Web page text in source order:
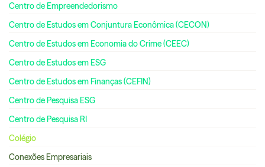
Centro de Empreendedorismo
Centro de Estudos em Conjuntura Econômica (CECON)
Centro de Estudos em Economia do Crime (CEEC)
Centro de Estudos em ESG
Centro de Estudos em Finanças (CEFIN)
Centro de Pesquisa ESG
Centro de Pesquisa RI
Colégio
Conexões Empresariais